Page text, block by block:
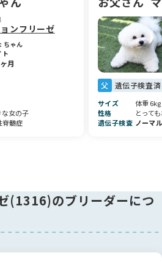
、元気にすくすく成長中です♡
頭にしっかりと目を向けながら、
育てています。
い環境で過ごし、 人との触れ合い
ンフリーゼ
ちゃん
ト
月
女の子
脊髄症
父 遺伝子検査済
サイズ
体重 6kg
性格
とって
遺伝子検査 ノーマ
(1316)のブリーダーにつ